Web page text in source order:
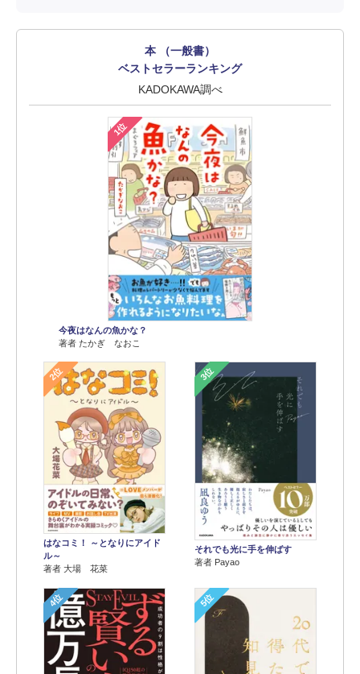
本 （一般書）
ベストセラーランキング
KADOKAWA調べ
1位
今夜はなんの魚かな？
著者 たかぎ なおこ
2位
はなコミ！ ～となりにアイド
ル～
著者 大場 花菜
3位
それでも光に手を伸ばす
著者 Payao
4位 5位